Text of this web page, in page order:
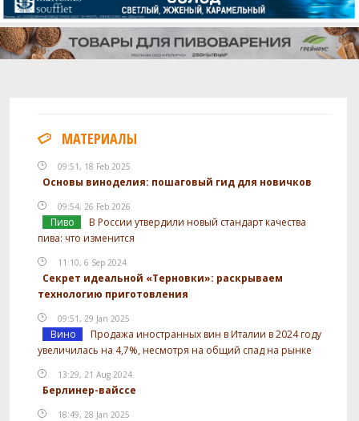
МАТЕРИАЛЫ
09:51, 18 Feb 2025
Основы виноделия: пошаговый гид для новичков
09:54, 26 Feb 2026
Пиво
В России утвердили новый стандарт качества
пива: что изменится
11:10, 6 Sep 2024
Секрет идеальной «Терновки»: раскрываем
технологию приготовления
09:51, 29 Jan 2025
Вино
Продажа иностранных вин в Италии в 2024 году
увеличилась на 4,7%, несмотря на общий спад на рынке
13:29, 21 Aug 2024
Берлинер-вайссе
18:49, 28 Jan 2025